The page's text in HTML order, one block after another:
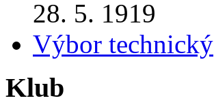
28. 5. 1919
Výbor technický
Klub